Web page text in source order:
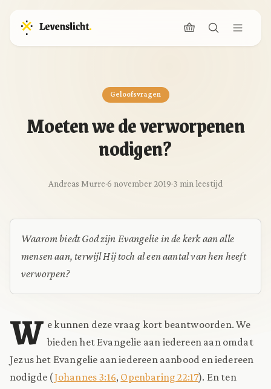
Geloofsvragen
Moeten we de verworpenen
nodigen?
Andreas Murre·6 november 2019·3 min leestijd
Waarom biedt God zijn Evangelie in de kerk aan alle
mensen aan, terwijl Hij toch al een aantal van hen heeft
verworpen?
W e kunnen deze vraag kort beantwoorden. We
bieden het Evangelie aan iedereen aan omdat
Jezus het Evangelie aan iedereen aanbood en iedereen
nodigde (Johannes 3:16, Openbaring 22:17). En ten